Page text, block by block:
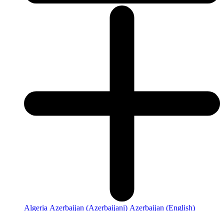
Algeria Azerbaijan (Azerbaijani) Azerbaijan (English)